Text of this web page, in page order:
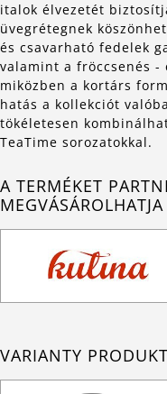
italok élvezetét
üvegrétegnek
és csavarható fedelek
valamint a fröccsenés -
miközben a kortárs
hatás a kollekciót
tökéletesen
TeaTime sorozatokkal.
A TERMÉKET
MEGVÁSÁROLHATJA
VARIANTY